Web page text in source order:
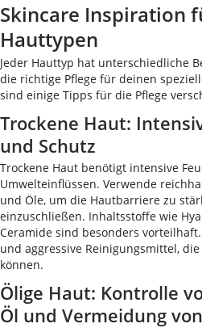
Skincare Inspiration
Hauttypen
Jeder Hauttyp hat unterschiedliche
die richtige Pflege für deinen
sind einige Tipps für die Pflege
Trockene Haut:
und Schutz
Trockene Haut benötigt intensive
Umwelteinflüssen. Verwende
und Öle, um die Hautbarriere zu
einzuschließen. Inhaltsstoffe wie
Ceramide sind besonders
und aggressive Reinigungsmittel,
können.
Ölige Haut: Kontrolle
Öl und Vermeidung